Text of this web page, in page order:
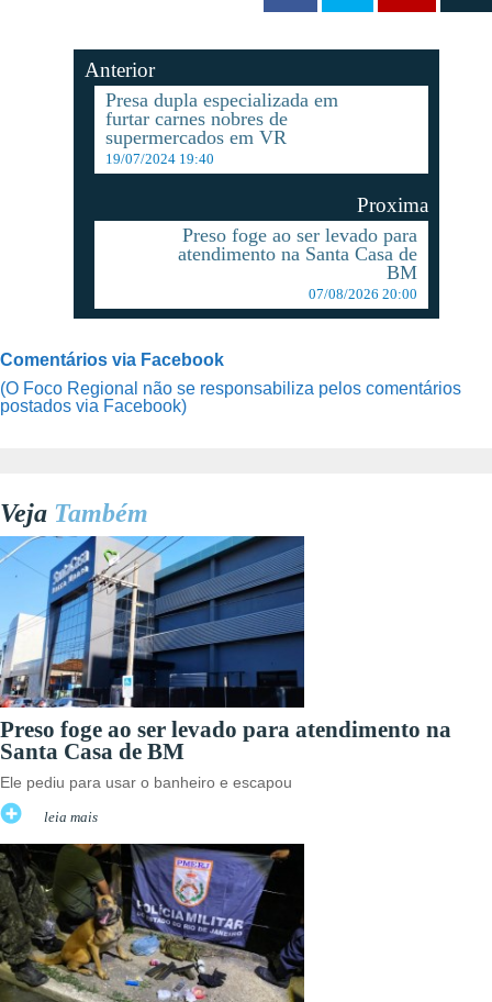
Anterior
Presa dupla especializada em
furtar carnes nobres de
supermercados em VR
19/07/2024 19:40
Proxima
Preso foge ao ser levado para
atendimento na Santa Casa de
BM
07/08/2026 20:00
Comentários via Facebook
(O Foco Regional não se responsabiliza pelos comentários
postados via Facebook)
Veja Também
Preso foge ao ser levado para atendimento na
Santa Casa de BM
Ele pediu para usar o banheiro e escapou
leia mais